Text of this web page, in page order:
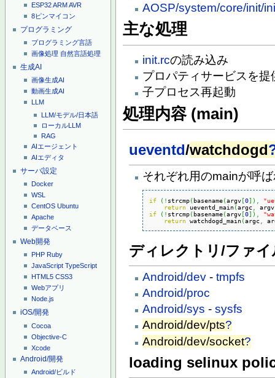
ESP32ARMAVR
8ピンマイコン
プログラミング
プログラミング言語
画像処理 自然言語処理
生成AI
画像生成AI
動画生成AI
LLM
LLM/モデル/日本語
ローカルLLM
RAG
AIエージェント
AIエディタ
サーバ設定
Docker
WSL
CentOS Ubuntu
Apache
データベース
Web開発
PHP Ruby
JavaScript TypeScript
HTML5 CSS3
Webアプリ
Node.js
iOS/開発
Cocoa
Objective-C
Xcode
Android/開発
Android/ビルド
AOSP/system/core/init/
主な処理
init.rcの読み込み
プロパティサービスを提
子プロセス再起動
処理内容 (main)
ueventd/watchdogd
それぞれ用のmainが呼
if ( ! strcmp(basename(argv[0] )
return ueventd_main(argc argv
if
( ! strcmp(basename(argv[0] )
return watchdogd_main(argc
ディレクトリ/ファイ
Android/dev -tmpfs
Android/proc
Android/sys -sysfs
Android/dev/pts?
Android/dev/socket?
loading selinux